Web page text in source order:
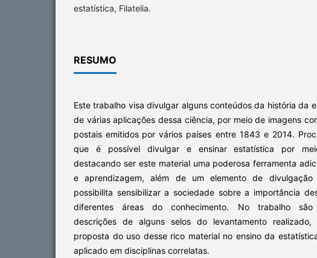
estatística, Filatelia.
RESUMO
Este trabalho visa divulgar alguns conteúdos da história da
de várias aplicações dessa ciência, por meio de imagens
postais emitidos por vários países entre 1843 e 2014.
que é possível divulgar e ensinar estatística por
destacando ser este material uma poderosa ferramenta
e aprendizagem, além de um elemento de divulgação
possibilita sensibilizar a sociedade sobre a importância
diferentes áreas do conhecimento. No trabalho são
descrições de alguns selos do levantamento
proposta do uso desse rico material no ensino da
aplicado em disciplinas correlatas.